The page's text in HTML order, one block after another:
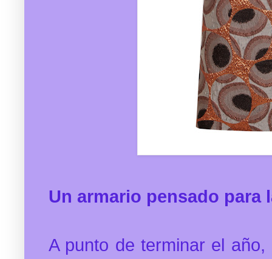
Un armario pensado para
A punto de terminar el año,